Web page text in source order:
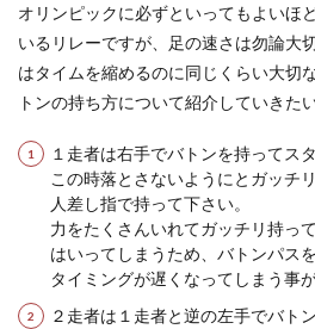
学校の勉強は国語
それに英語に家庭
まな教科があ...
年末年始に帰
上手な伝え方
アルバイトをして
めにバイトを休み
しにくいとい...
オリンピックに必ずといってもよいほ
いるリレーですが、足の速さは勿論大
はタイムを縮めるのに同じくらい大切
トンの持ち方について紹介していきた
１走者は右手でバトンを持ってス
この時落とさないようにとガッチ
人差し指で持って下さい。
力をたくさんいれてガッチリ持っ
はいってしまうため、バトンパス
タイミングが遅くなってしまう事
２走者は１走者と逆の左手でバト